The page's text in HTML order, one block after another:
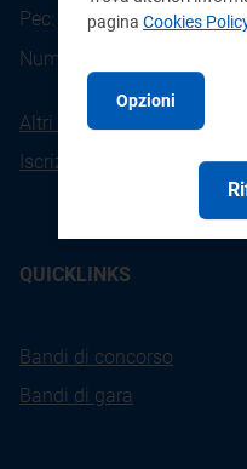
Pec:
Numero verde consumatori:
Altri contatti
Iscrizione alla newsletter
QUICKLINKS
Bandi di concorso
Bandi di gara
pagina Cookies
Opzioni